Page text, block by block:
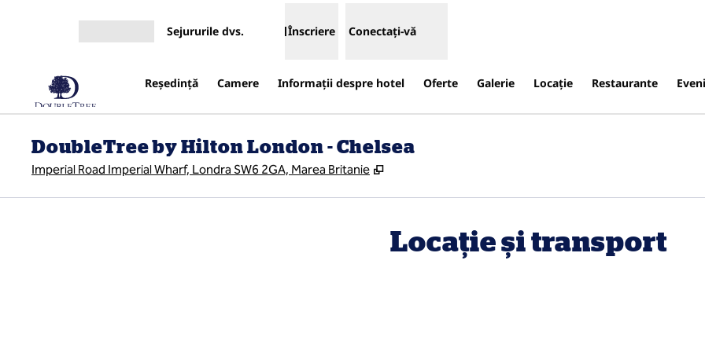
Sejururile dvs. Înscriere Conectați-vă
Reşedinţă Camere Informații despre hotel Oferte Galerie Locaţie Restaurante
DoubleTree by Hilton London - Chelsea
Imperial Road Imperial Wharf, Londra SW6 2GA, Marea Britanie ,
Locație și transport